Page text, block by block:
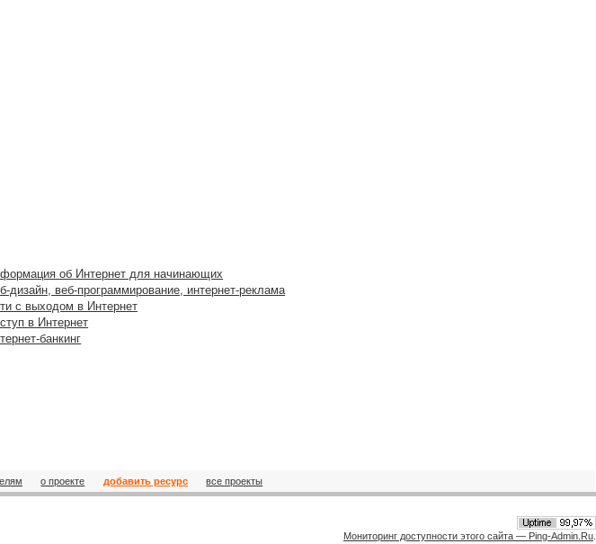
об Интернет для начинающих
дизайн, веб-программирование, интернет-реклама
с выходом в Интернет
в Интернет
банкинг
о проекте добавить ресурс все проекты
Мониторинг доступности этого сайта — Ping-Admin.Ru